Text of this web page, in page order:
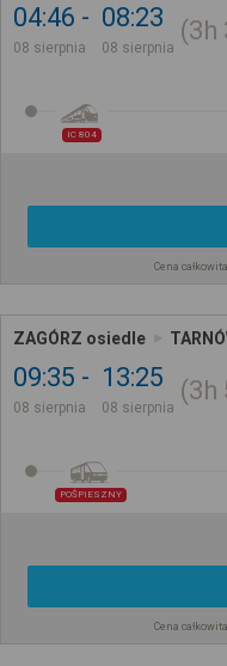
04:46
08 sierpnia
08:23
08 sierpnia
3h
IC 804
Cena
ZAGÓRZ osiedle
09:35
08 sierpnia
13:25
08 sierpnia
3h
POŚPIESZNY
Cena